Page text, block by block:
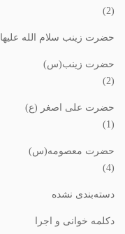
(2)
حضرت زینب سلام الله علیها
حضرت زینب(س)
(2)
حضرت علی اصغر (ع)
(1)
حضرت معصومه(س)
(4)
دسته‌بندی نشده
دکلمه خوانی و اجرا